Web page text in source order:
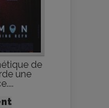
de
une